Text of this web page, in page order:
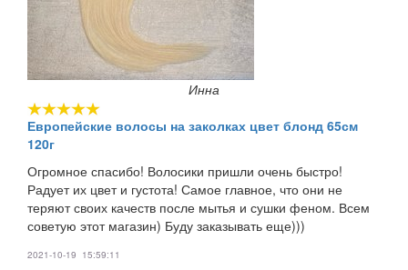
Инна
Европейские волосы на заколках цвет блонд 65см
120г
Огромное спасибо! Волосики пришли очень быстро!
Радует их цвет и густота! Самое главное, что они не
теряют своих качеств после мытья и сушки феном. Всем
советую этот магазин) Буду заказывать еще)))
2021-10-19 15:59:11